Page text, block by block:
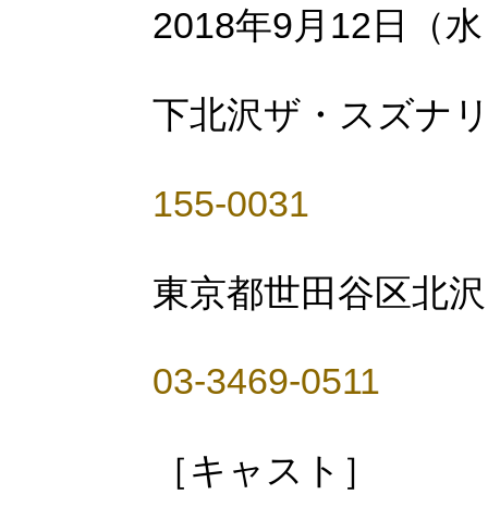
2018年9月12日（
下北沢ザ・スズナ
155-0031
東京都世田谷区北
03-3469-0511
［キャスト］